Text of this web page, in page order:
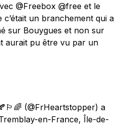
@Freebox @free et le
c’était un branchement qui a
sur Bouygues et non sur
aurait pu être vu par un
(@FrHeartstopper) a
en-France, Île-de-